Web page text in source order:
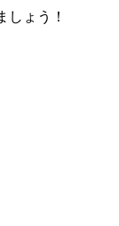
しょう！